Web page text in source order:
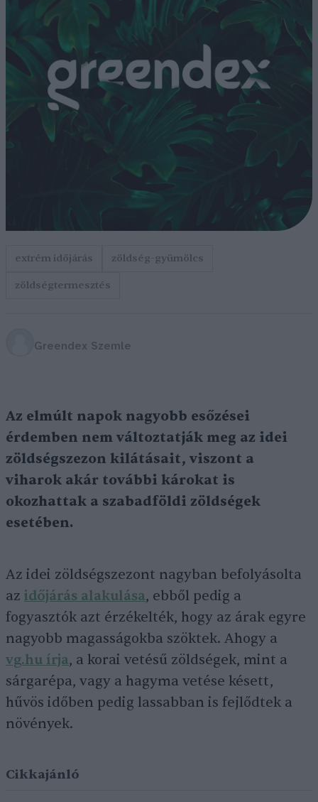
extrém időjárás
zöldség-gyümölcs
zöldségtermesztés
Greendex Szemle
Az elmúlt napok nagyobb esőzései
érdemben nem változtatják meg az idei
zöldségszezon kilátásait, viszont a
viharok akár további károkat is
okozhattak a szabadföldi zöldségek
esetében.
Az idei zöldségszezont nagyban befolyásolta
az időjárás alakulása, ebből pedig a
fogyasztók azt érzékelték, hogy az árak egyre
nagyobb magasságokba szöktek. Ahogy a
vg.hu írja, a korai vetésű zöldségek, mint a
sárgarépa, vagy a hagyma vetése késett,
hűvös időben pedig lassabban is fejlődtek a
növények.
Cikkajánló